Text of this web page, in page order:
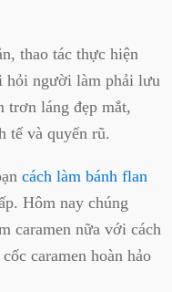
thao tác thực hiện
hỏi người làm phải lưu
trơn láng đẹp mắt,
tế và quyến rũ.
cách làm bánh flan
Hôm nay chúng
caramen nữa với cách
caramen hoàn hảo